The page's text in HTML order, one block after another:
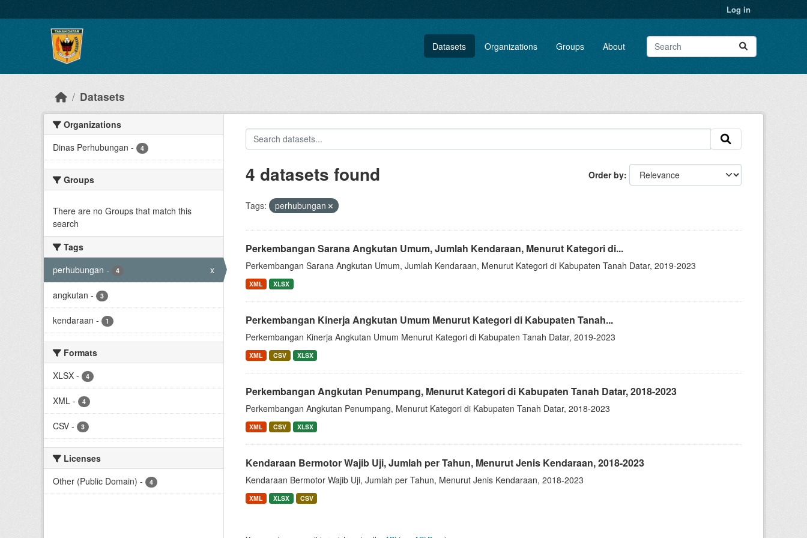
Log in
Datasets Organizations Groups About
Datasets
Organizations
Dinas Perhubungan - 4
Groups
There are no Groups that match this
search
Tags
perhubungan - 4 x
angkutan - 3
kendaraan - 1
Formats
XLSX - 4
XML - 4
CSV - 3
Licenses
Other (Public Domain) - 4
Order by
4 datasets found
Tags: perhubungan
Perkembangan Sarana Angkutan Umum, Jumlah Kendaraan, Menurut Kategori di...
Perkembangan Sarana Angkutan Umum, Jumlah Kendaraan, Menurut Kategori di Kabupaten Tanah Datar, 2019-2023
XML XLSX
Perkembangan Kinerja Angkutan Umum Menurut Kategori di Kabupaten Tanah...
Perkembangan Kinerja Angkutan Umum Menurut Kategori di Kabupaten Tanah Datar, 2019-2023
XML CSV XLSX
Perkembangan Angkutan Penumpang, Menurut Kategori di Kabupaten Tanah Datar, 2018-2023
Perkembangan Angkutan Penumpang, Menurut Kategori di Kabupaten Tanah Datar, 2018-2023
XML CSV XLSX
Kendaraan Bermotor Wajib Uji, Jumlah per Tahun, Menurut Jenis Kendaraan, 2018-2023
Kendaraan Bermotor Wajib Uji, Jumlah per Tahun, Menurut Jenis Kendaraan, 2018-2023
XML XLSX CSV